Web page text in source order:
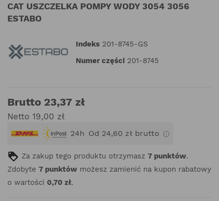
CAT USZCZELKA POMPY WODY 3054 3056
ESTABO
Indeks 201-8745-GS
Numer części 201-8745
Brutto 23,37 zł
Netto 19,00 zł
24h Od 24,60 zł brutto
Za zakup tego produktu otrzymasz 7 punktów.
Zdobyte 7 punktów możesz zamienić na kupon rabatowy
o wartości 0,70 zł.